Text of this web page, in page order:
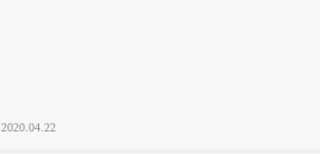
2020.04.22